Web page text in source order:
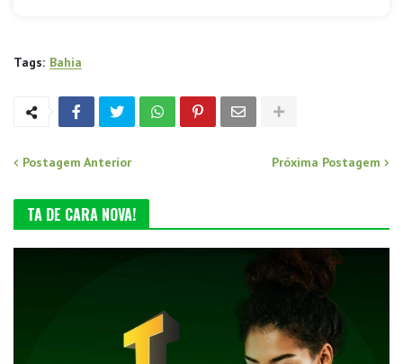
Tags: Bahia
Postagem Anterior Próxima Postagem
TA DE CARA NOVA!